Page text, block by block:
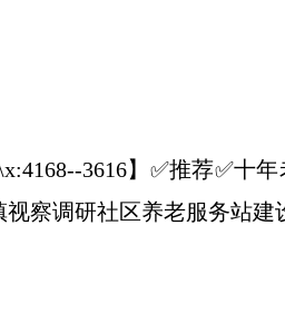
3616】✅推荐✅十
视察调研社区养老服务站建